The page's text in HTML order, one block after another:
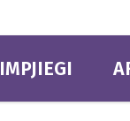
IMPJIEGI